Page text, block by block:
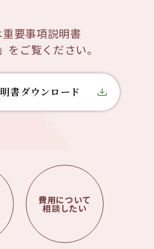
要事項説明書
をご覧ください。
書ダウンロード
費用について
相談したい